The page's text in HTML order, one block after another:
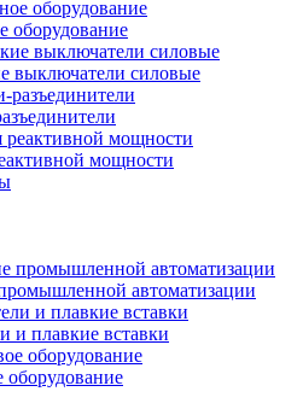
оборудование
выключатели cиловые
мощности
автоматизации
и плавкие вставки
оборудование